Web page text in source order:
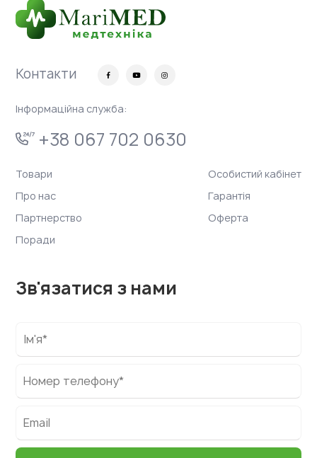
Контакти
Інформаційна служба:
+38 067 702 0630
Товари
Про нас
Партнерство
Поради
Особистий кабінет
Гарантія
Оферта
Зв'язатися з нами